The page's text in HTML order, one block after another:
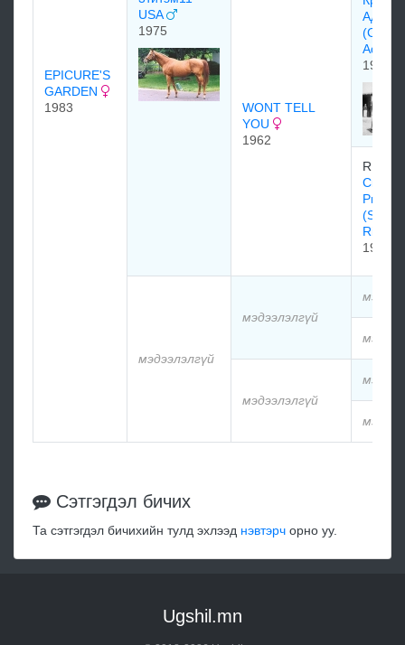
EPICURE'S
GARDEN
1983
USA
1975
WONT TELL
YOU
1962
(Crafty
1947
R. W.
1957
мэдээлэлгүй
мэдээлэлгүй
мэдээлэлгүй
Сэтгэгдэл бичих
Та сэтгэгдэл бичихийн тулд эхлээд нэвтэрч орно уу.
Ugshil.mn